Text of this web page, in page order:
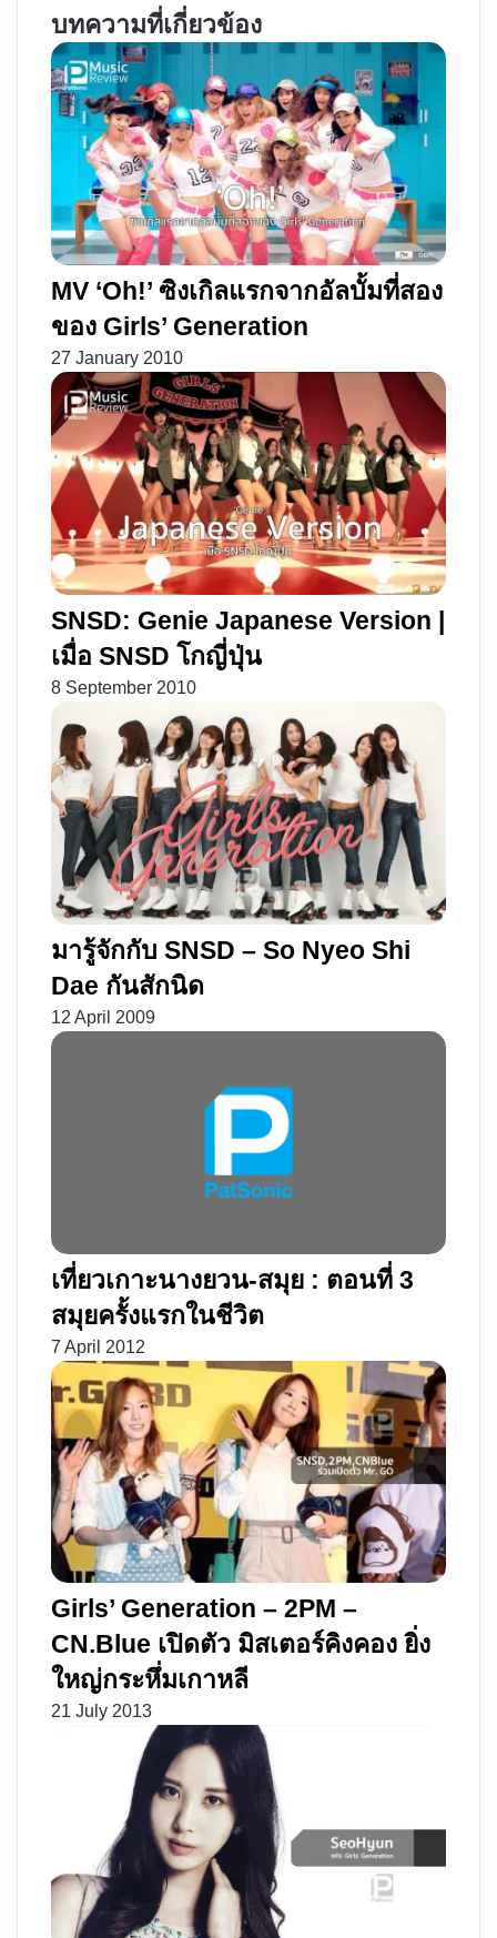
แยก
ของ
เจ้า
ตัว
เหลือง
จอม
ป่วน
ย่อ
ส่วน
มด
กวน
โอ๊ย
บทความที่เกี่ยวข้อง
MV ‘Oh!’ ซิงเกิลแรกจากอัลบั้มที่สอง
ของ Girls’ Generation
27 January 2010
SNSD: Genie Japanese Version |
เมื่อ SNSD โกญี่ปุ่น
8 September 2010
มารู้จักกับ SNSD – So Nyeo Shi
Dae กันสักนิด
12 April 2009
เที่ยวเกาะนางยวน-สมุย : ตอนที่ 3
สมุยครั้งแรกในชีวิต
7 April 2012
Girls’ Generation – 2PM –
CN.Blue เปิดตัว มิสเตอร์คิงคอง ยิ่ง
ใหญ่กระหึ่มเกาหลี
21 July 2013